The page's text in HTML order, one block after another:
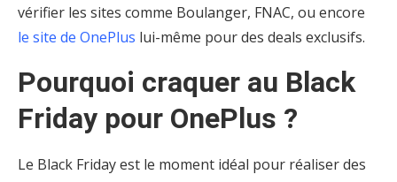
vérifier les sites comme Boulanger, FNAC, ou encore
le site de OnePlus lui-même pour des deals exclusifs.
Pourquoi craquer au Black
Friday pour OnePlus ?
Le Black Friday est le moment idéal pour réaliser des